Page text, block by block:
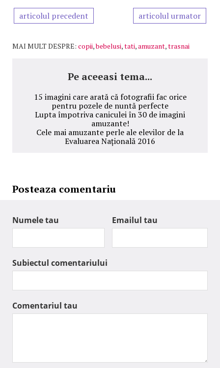
articolul precedent articolul urmator
MAI MULT DESPRE: copii,bebelusi,tati,amuzant,trasnai
Pe aceeasi tema...
15 imagini care arată că fotografii fac orice
pentru pozele de nuntă perfecte
Lupta împotriva caniculei în 30 de imagini
amuzante!
Cele mai amuzante perle ale elevilor de la
Evaluarea Națională 2016
Posteaza comentariu
Numele tau Emailul tau
Subiectul comentariului
Comentariul tau